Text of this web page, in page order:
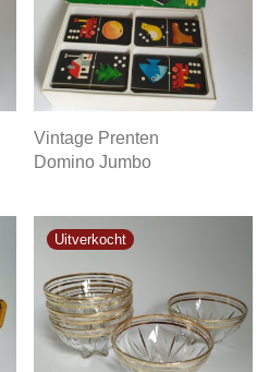
Vintage Prenten
Domino Jumbo